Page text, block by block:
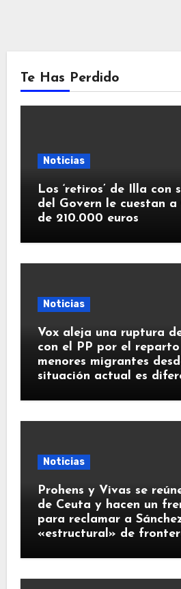
Te Has Perdido
Noticias
Los ‘retiros’ de Illa con
del Govern le cuestan a
de 210.000 euros
Noticias
Vox aleja una ruptura
con el PP por el
menores migrantes
situación actual es
Noticias
Prohens y Vivas se
de Ceuta y hacen un
para reclamar a
«estructural» de